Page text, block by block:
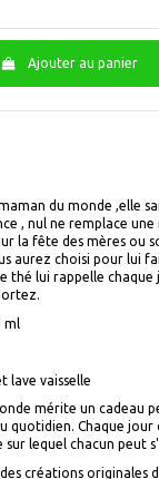
Ajouter au panier
du monde ,elle
, nul ne remplace
la fête des mères ou
aurez choisi pour lui
thé lui rappelle
ml
lave vaisselle
mérite un cadeau
quotidien. Chaque jour
lequel chacun peut
créations originales